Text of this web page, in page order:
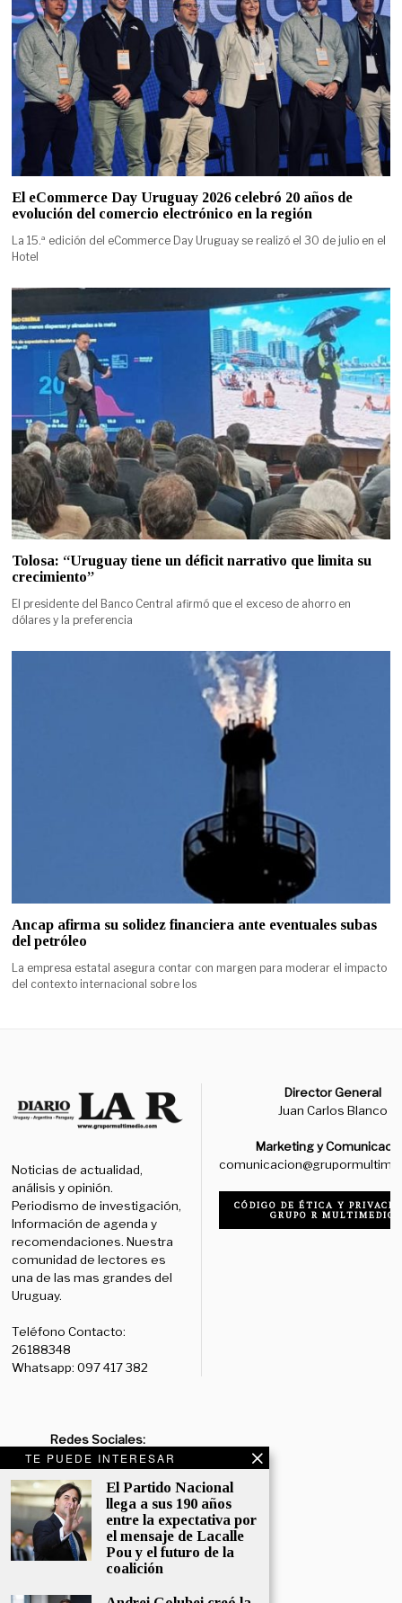
TE PUEDE INTERESAR
El Partido Nacional
llega a sus 190 años
entre la expectativa por
el mensaje de Lacalle
Pou y el futuro de la
coalición
El eCommerce Day Uruguay 2026 celebró 20 años de
evolución del comercio electrónico en la región
La 15.ª edición del eCommerce Day Uruguay se realizó el 30 de julio en el
Hotel
Tolosa: “Uruguay tiene un déficit narrativo que limita su
crecimiento”
El presidente del Banco Central afirmó que el exceso de ahorro en
dólares y la preferencia
Ancap afirma su solidez financiera ante eventuales subas
del petróleo
La empresa estatal asegura contar con margen para moderar el impacto
del contexto internacional sobre los
Noticias de actualidad,
análisis y opinión.
Periodismo de investigación,
Información de agenda y
recomendaciones. Nuestra
comunidad de lectores es
una de las mas grandes del
Uruguay.
Teléfono Contacto:
26188348
Whatsapp: 097 417 382
Director General
Juan Carlos Blanco
Marketing y
CÓDIGO DE ÉTICA Y
GRUPO R MULTIMEDIO
Redes Sociales:
Diario:Facebook: /diariolaruy
@diariolar_uy
Departamento Comercial:
comercial@grupormultimedio.com